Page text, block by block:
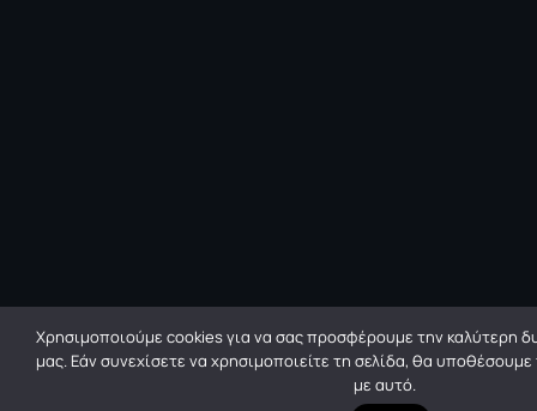
Χρησιμοποιούμε cookies για να σας προσφέρουμε την καλύτερη
μας. Εάν συνεχίσετε να χρησιμοποιείτε τη σελίδα, θα
με αυτό.